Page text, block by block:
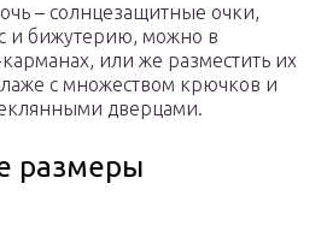
– солнцезащитные очки,
и бижутерию, можно в
или же разместить их
с множеством крючков и
дверцами.
размеры